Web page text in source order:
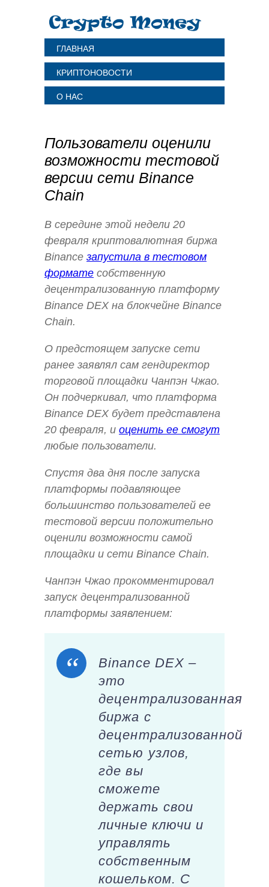
ГЛАВНАЯ
КРИПТОНОВОСТИ
О НАС
Пользователи оценили
возможности тестовой
версии сети Binance
Chain
В середине этой недели 20
февраля криптовалютная биржа
Binance запустила в тестовом
формате собственную
децентрализованную платформу
Binance DEX на блокчейне Binance
Chain.
О предстоящем запуске сети
ранее заявлял сам гендиректор
торговой площадки Чанпэн Чжао.
Он подчеркивал, что платформа
Binance DEX будет представлена
20 февраля, и оценить ее смогут
любые пользователи.
Спустя два дня после запуска
платформы подавляющее
большинство пользователей ее
тестовой версии положительно
оценили возможности самой
площадки и сети Binance Chain.
Чанпэн Чжао прокомментировал
запуск децентрализованной
платформы заявлением:
Binance DEX –
это
децентрализованная
биржа с
децентрализованной
сетью узлов,
где вы
сможете
держать свои
личные ключи и
управлять
собственным
кошельком. С